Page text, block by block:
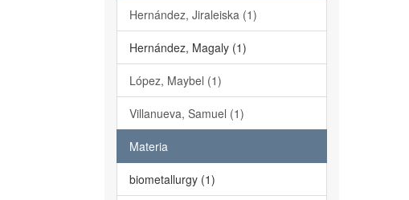
Hernández, Jiraleiska (1)
Hernández, Magaly (1)
López, Maybel (1)
Villanueva, Samuel (1)
Materia
biometallurgy (1)